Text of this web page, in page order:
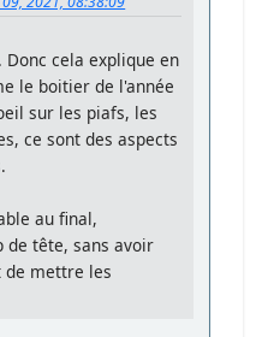
cela explique en
le boitier de l'année
sur les piafs, les
ce sont des aspects
au final,
de tête, sans avoir
mettre les